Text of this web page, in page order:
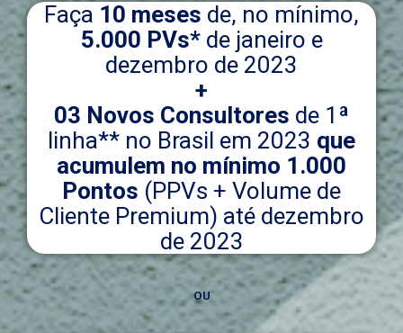
Faça 10 meses de, no mínimo,
5.000 PVs*de janeiro e
dezembro de 2023
+
03 Novos Consultores de 1ª
linha** no Brasil em 2023 que
acumulem no mínimo 1.000
Pontos (PPVs + Volume de
Cliente Premium) até dezembro
de 2023
OU